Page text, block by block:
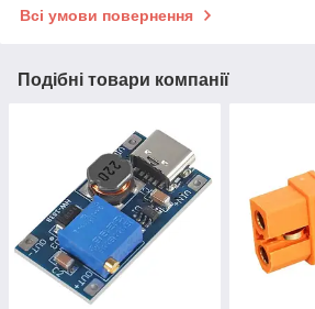
Всі умови повернення
Подібні товари компанії